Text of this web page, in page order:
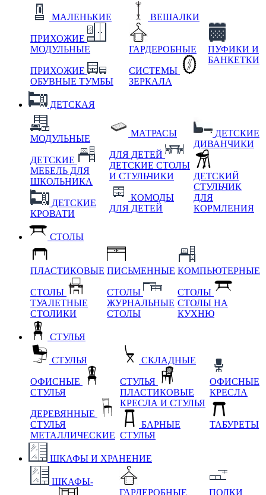
МАЛЕНЬКИЕ
ПРИХОЖИЕ
МОДУЛЬНЫЕ
ПРИХОЖИЕ
ОБУВНЫЕ ТУМБЫ
ВЕШАЛКИ
ГАРДЕРОБНЫЕ
СИСТЕМЫ
ЗЕРКАЛА
ПУФИКИ И
БАНКЕТКИ
ДЕТСКАЯ
МОДУЛЬНЫЕ
ДЕТСКИЕ
МЕБЕЛЬ ДЛЯ
ШКОЛЬНИКА
ДЕТСКИЕ
КРОВАТИ
МАТРАСЫ
ДЛЯ ДЕТЕЙ
ДЕТСКИЕ СТОЛЫ
И СТУЛЬЧИКИ
КОМОДЫ
ДЛЯ ДЕТЕЙ
ДЕТСКИЕ
ДИВАНЧИКИ
ДЕТСКИЙ
СТУЛЬЧИК
ДЛЯ
КОРМЛЕНИЯ
СТОЛЫ
ПЛАСТИКОВЫЕ
СТОЛЫ
ТУАЛЕТНЫЕ
СТОЛИКИ
ПИСЬМЕННЫЕ
СТОЛЫ
ЖУРНАЛЬНЫЕ
СТОЛЫ
КОМПЬЮТЕРНЫЕ
СТОЛЫ
СТОЛЫ НА
КУХНЮ
СТУЛЬЯ
СТУЛЬЯ
ОФИСНЫЕ
СТУЛЬЯ
ДЕРЕВЯННЫЕ
СТУЛЬЯ
МЕТАЛЛИЧЕСКИЕ
СКЛАДНЫЕ
СТУЛЬЯ
ПЛАСТИКОВЫЕ
КРЕСЛА И СТУЛЬЯ
БАРНЫЕ
СТУЛЬЯ
ОФИСНЫЕ
КРЕСЛА
ТАБУРЕТЫ
ШКАФЫ И ХРАНЕНИЕ
ШКАФЫ-
ГАРДЕРОБНЫЕ
ПОЛКИ